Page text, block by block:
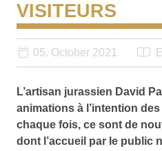
VISITEURS
05. October 2021
L’artisan jurassien David
animations à l’intention
chaque fois, ce sont de
dont l’accueil par le public